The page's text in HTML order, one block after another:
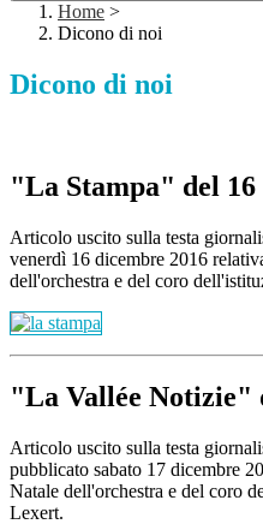
Home >
Dicono di noi
Dicono di noi
"La Stampa" del 16
Articolo uscito sulla testa
venerdì 16 dicembre 2016
dell'orchestra e del coro
"La Vallée Notizie"
Articolo uscito sulla testa
pubblicato sabato 17 dicembre
Natale dell'orchestra e del coro
Lexert.